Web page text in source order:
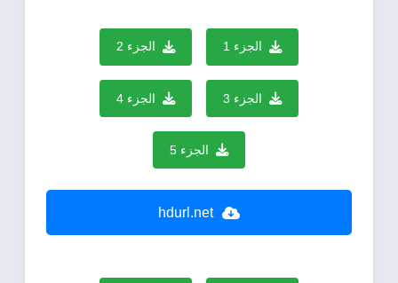
الجزء 1 الجزء 2
الجزء 3 الجزء 4
الجزء 5
hdurl.net